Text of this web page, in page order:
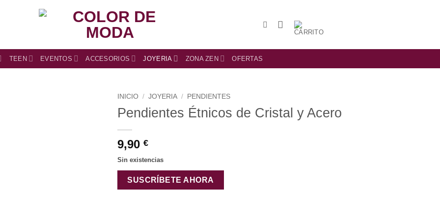
TEEN EVENTOS ACCESORIOS JOYERIA ZONA ZEN OFERTAS
INICIO / JOYERIA / PENDIENTES
Pendientes Étnicos de Cristal y Acero
9,90 €
Sin existencias